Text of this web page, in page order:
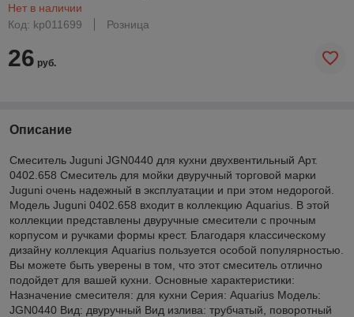
Нет в наличии
Код: kp011699
Розница
26 руб.
Описание
Смеситель Juguni JGN0440 для кухни двухвентильный Арт.
0402.658 Смеситель для мойки двуручный торговой марки
Juguni очень надежный в эксплуатации и при этом недорогой.
Модель Juguni 0402.658 входит в коллекцию Aquarius. В этой
коллекции представлены двуручные смесители с прочным
корпусом и ручками формы крест. Благодаря классическому
дизайну коллекция Aquarius пользуется особой популярностью.
Вы можете быть уверены в том, что этот смеситель отлично
подойдет для вашей кухни. Основные характеристики:
Назначение смесителя: для кухни Серия: Aquarius Модель:
JGN0440 Вид: двуручный Вид излива: трубчатый, поворотный